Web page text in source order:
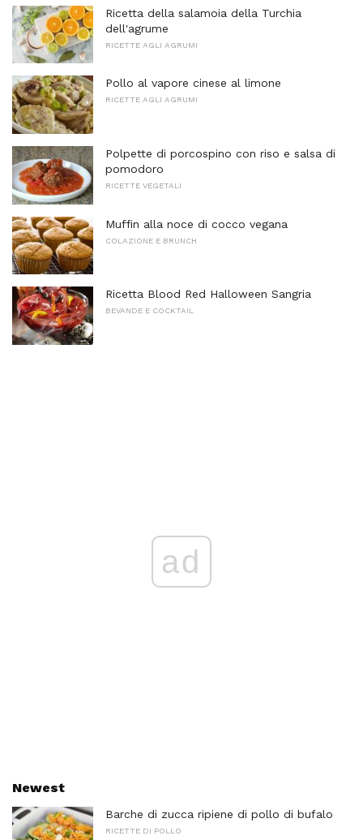
Ricetta della salamoia della Turchia
dell'agrume
RICETTE AGLI AGRUMI
Pollo al vapore cinese al limone
RICETTE AGLI AGRUMI
Polpette di porcospino con riso e salsa di
pomodoro
RICETTE VEGETALI
Muffin alla noce di cocco vegana
COLAZIONE E BRUNCH
Ricetta Blood Red Halloween Sangria
BEVANDE E COCKTAIL
ad
Newest
Barche di zucca ripiene di pollo di bufalo
RICETTE DI POLLO